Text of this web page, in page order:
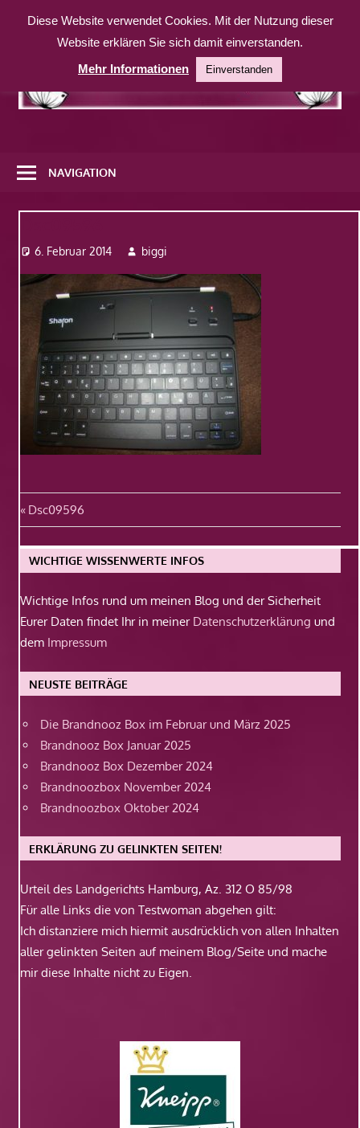
Inhalt
weitere
Website
NAVIGATION
6. Februar 2014 biggi
Beitragsnavigation
Vorheriger
Beitrag:
Dsc09596
WICHTIGE WISSENWERTE INFOS
Wichtige Infos rund um meinen Blog und der Sicherheit
Eurer Daten findet Ihr in meiner Datenschutzerklärung und
dem Impressum
NEUSTE BEITRÄGE
Die Brandnooz Box im Februar und März 2025
Brandnooz Box Januar 2025
Brandnooz Box Dezember 2024
Brandnoozbox November 2024
Brandnoozbox Oktober 2024
ERKLÄRUNG ZU GELINKTEN SEITEN!
Urteil des Landgerichts Hamburg, Az. 312 O 85/98
Für alle Links die von Testwoman abgehen gilt:
Ich distanziere mich hiermit ausdrücklich von allen Inhalten
aller gelinkten Seiten auf meinem Blog/Seite und mache
mir diese Inhalte nicht zu Eigen.
Diese Website verwendet Cookies. Mit der Nutzung dieser
Website erklären Sie sich damit einverstanden.
Mehr Informationen
Einverstanden